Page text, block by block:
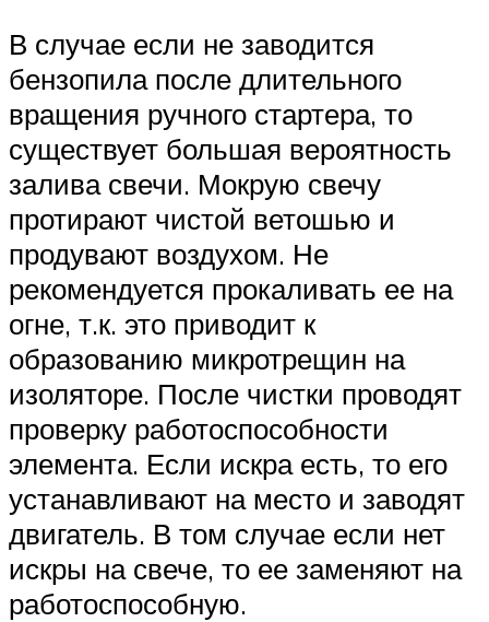
В случае если не заводится
бензопила после длительного
вращения ручного стартера, то
существует большая вероятность
залива свечи. Мокрую свечу
протирают чистой ветошью и
продувают воздухом. Не
рекомендуется прокаливать ее на
огне, т.к. это приводит к
образованию микротрещин на
изоляторе. После чистки проводят
проверку работоспособности
элемента. Если искра есть, то его
устанавливают на место и заводят
двигатель. В том случае если нет
искры на свече, то ее заменяют на
работоспособную.